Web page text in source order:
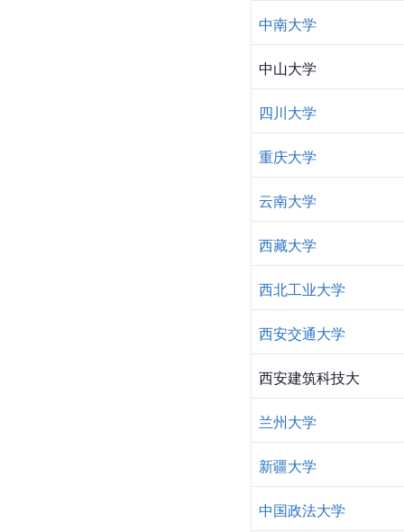
中南大学
中山大学
四川大学
重庆大学
云南大学
西藏大学
西北工业大学
西安交通大学
西安建筑科技大
兰州大学
新疆大学
中国政法大学